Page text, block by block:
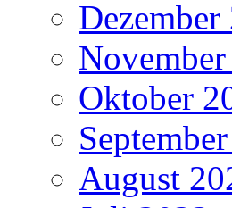
Dezember
Oktober
August